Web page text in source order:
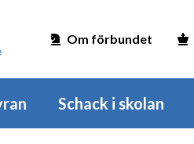
Om förbundet
Schack i skolan